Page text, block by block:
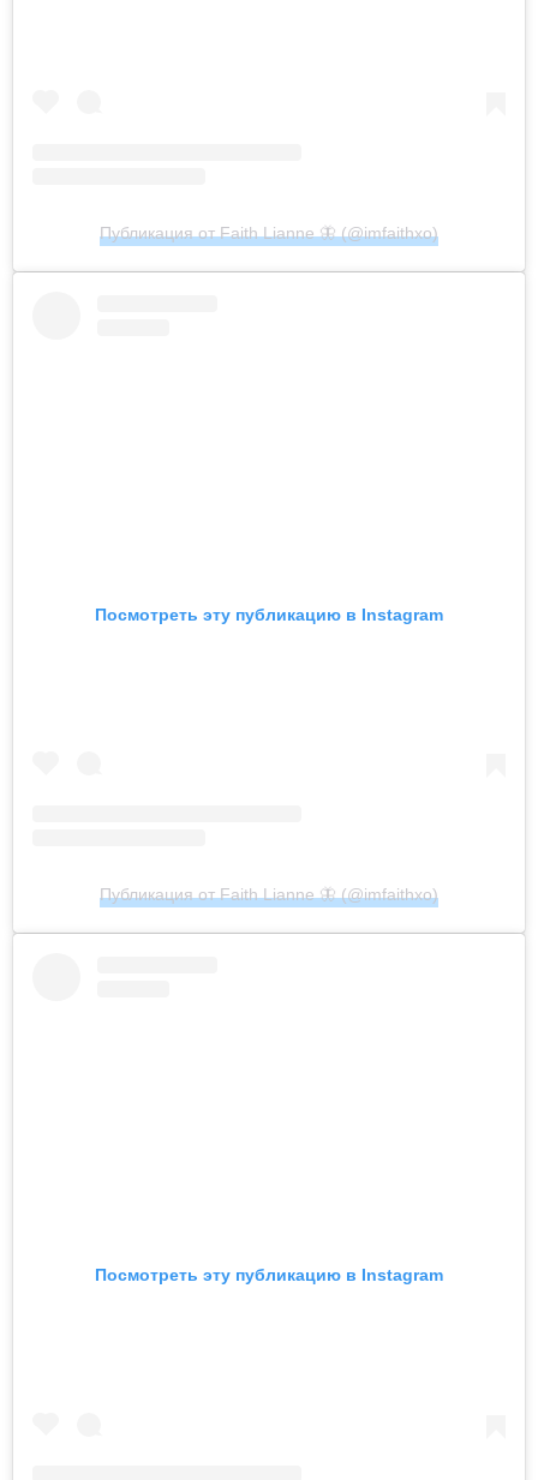
Публикация от Faith Lianne 🦋 (@imfaithxo)
Посмотреть эту публикацию в Instagram
Публикация от Faith Lianne 🦋 (@imfaithxo)
Посмотреть эту публикацию в Instagram